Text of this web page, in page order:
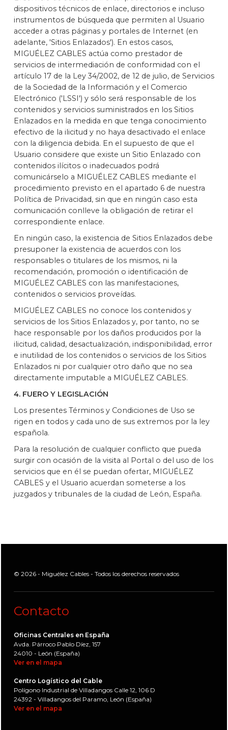
dispositivos técnicos de enlace, directorios e incluso
instrumentos de búsqueda que permiten al Usuario
acceder a otras páginas y portales de Internet (en
adelante, 'Sitios Enlazados'). En estos casos,
MIGUÉLEZ CABLES actúa como prestador de
servicios de intermediación de conformidad con el
artículo 17 de la Ley 34/2002, de 12 de julio, de Servicios
de la Sociedad de la Información y el Comercio
Electrónico ('LSSI') y sólo será responsable de los
contenidos y servicios suministrados en los Sitios
Enlazados en la medida en que tenga conocimiento
efectivo de la ilicitud y no haya desactivado el enlace
con la diligencia debida. En el supuesto de que el
Usuario considere que existe un Sitio Enlazado con
contenidos ilícitos o inadecuados podrá
comunicárselo a MIGUÉLEZ CABLES mediante el
procedimiento previsto en el apartado 6 de nuestra
Política de Privacidad, sin que en ningún caso esta
comunicación conlleve la obligación de retirar el
correspondiente enlace.
En ningún caso, la existencia de Sitios Enlazados debe
presuponer la existencia de acuerdos con los
responsables o titulares de los mismos, ni la
recomendación, promoción o identificación de
MIGUÉLEZ CABLES con las manifestaciones,
contenidos o servicios proveídas.
MIGUÉLEZ CABLES no conoce los contenidos y
servicios de los Sitios Enlazados y, por tanto, no se
hace responsable por los daños producidos por la
ilicitud, calidad, desactualización, indisponibilidad, error
e inutilidad de los contenidos o servicios de los Sitios
Enlazados ni por cualquier otro daño que no sea
directamente imputable a MIGUÉLEZ CABLES.
4. FUERO Y LEGISLACIÓN
Los presentes Términos y Condiciones de Uso se
rigen en todos y cada uno de sus extremos por la ley
española.
Para la resolución de cualquier conflicto que pueda
surgir con ocasión de la visita al Portal o del uso de los
servicios que en él se puedan ofertar, MIGUÉLEZ
CABLES y el Usuario acuerdan someterse a los
juzgados y tribunales de la ciudad de León, España.
© 2026 - Miguélez Cables - Todos los derechos reservados
Contacto
Oficinas Centrales en España
Avda. Párroco Pablo Díez, 157
24010 - León (España)
Ver en el mapa
Centro Logístico del Cable
Polígono Industrial de Villadangos Calle 12, 106 D
24392 - Villadangos del Paramo, León (España)
Ver en el mapa